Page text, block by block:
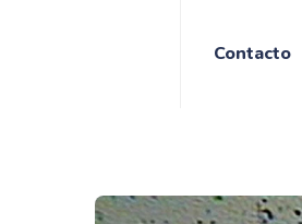
Contacto